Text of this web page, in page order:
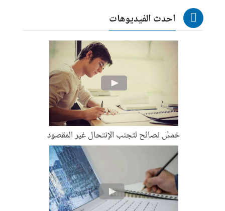
احدث الفيديوهات
خمسُ نصائح لتجنب الإنتحال غير المقصود